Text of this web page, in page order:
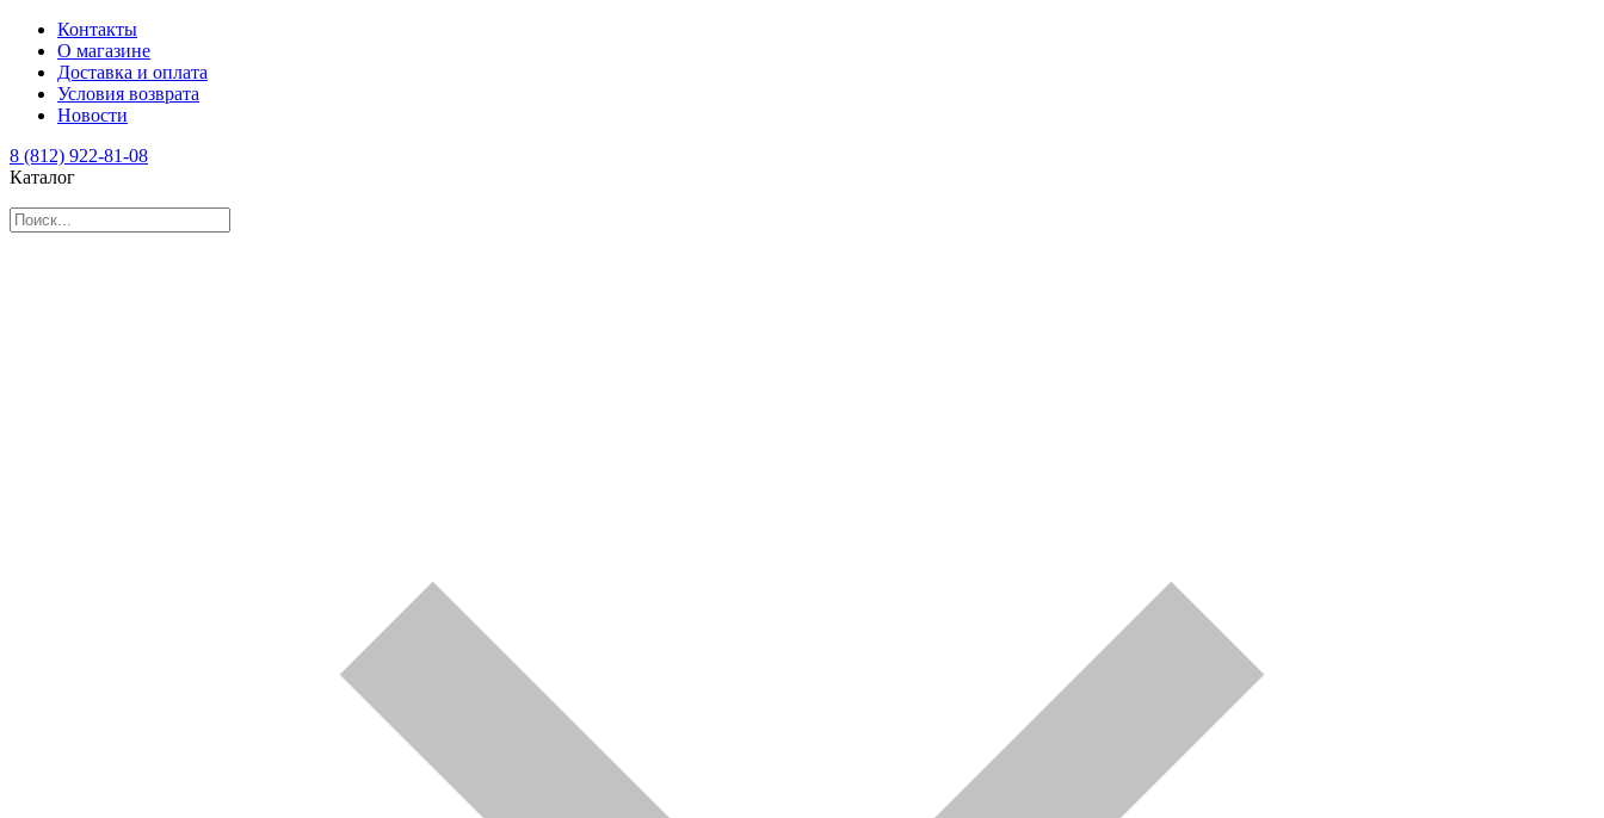
Контакты
О магазине
Доставка и оплата
Условия возврата
Новости
8 (812) 922-81-08
Каталог